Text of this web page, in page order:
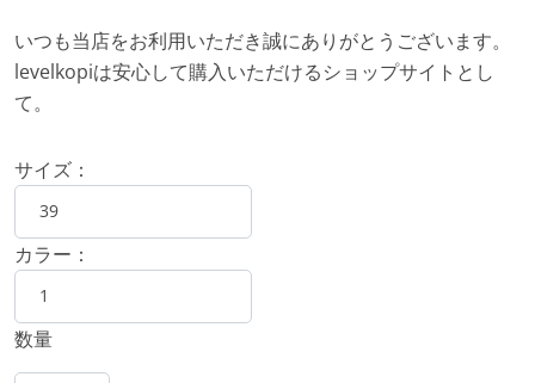
いつも当店をお利用いただき誠にありがとうございます。
levelkopiは安心して購入いただけるショップサイトとし
て。
サイズ：
カラー：
数量